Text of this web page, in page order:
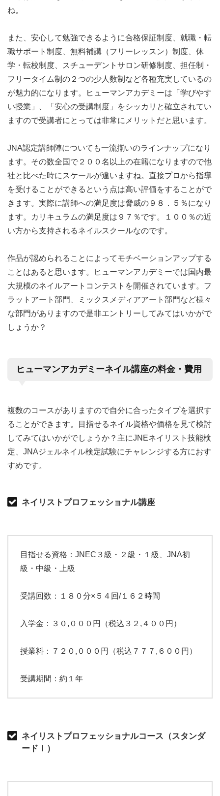
ね。
また、安心して勉強できるように合格保証制度、就職・転
職サポート制度、無料補講（フリーレッスン）制度、休
学・転校制度、スチューデントサロン研修制度、担任制・
フリータイム制の２つの少人数制など各種充実しているの
が魅力的になります。ヒューマンアカデミーは「学びやす
い授業」、「安心の受講制度」をシッカリと確立されてい
ますので受講者にとっては非常にメリットだと思います。
JNA認定講師陣についても一流揃いのラインナップになり
ます。その数全国で２００名以上の在籍になりますので他
社と比べた時にスケールが違いますね。直接プロから指導
を受けることができるという点は高い評価をすることがで
きます。実際に講師への満足度は脅威の９８．５％になり
ます。カリキュラムの満足度は９７％です。１００％の近
い方から支持されるネイルスクールなのです。
作品が認められることによってモチベーションアップする
ことはあると思います。ヒューマンアカデミーでは国内最
大規模のネイルアートコンテストを開催されています。フ
ラットアート部門、ミックスメディアアート部門など様々
な部門がありますので是非エントリーしてみてはいかがで
しょうか？
ヒューマンアカデミーネイル講座の料金・費用
複数のコースがありますので自分に合ったタイプを選択す
ることができます。目指せるネイル資格や価格を見て検討
してみてはいかがでしょうか？主にJNEネイリスト技能検
定、JNAジェルネイル検定試験にチャレンジする方におす
すめです。
ネイリストプロフェッショナル講座
目指せる資格：JNEC３級・２級・１級、JNA初
級・中級・上級
受講回数：１８０分×５４回/１６２時間
入学金：３０,０００円（税込３２,４００円）
授業料：７２０,０００円（税込７７７,６００円）
受講期間：約１年
ネイリストプロフェッショナルコース（スタンダ
ードⅠ）